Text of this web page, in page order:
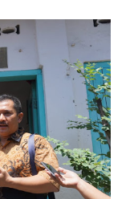
untuk mereka. "
dan
mengetahui ada
para pelaku
serius
desa,maka saya
pria yang
menyambut